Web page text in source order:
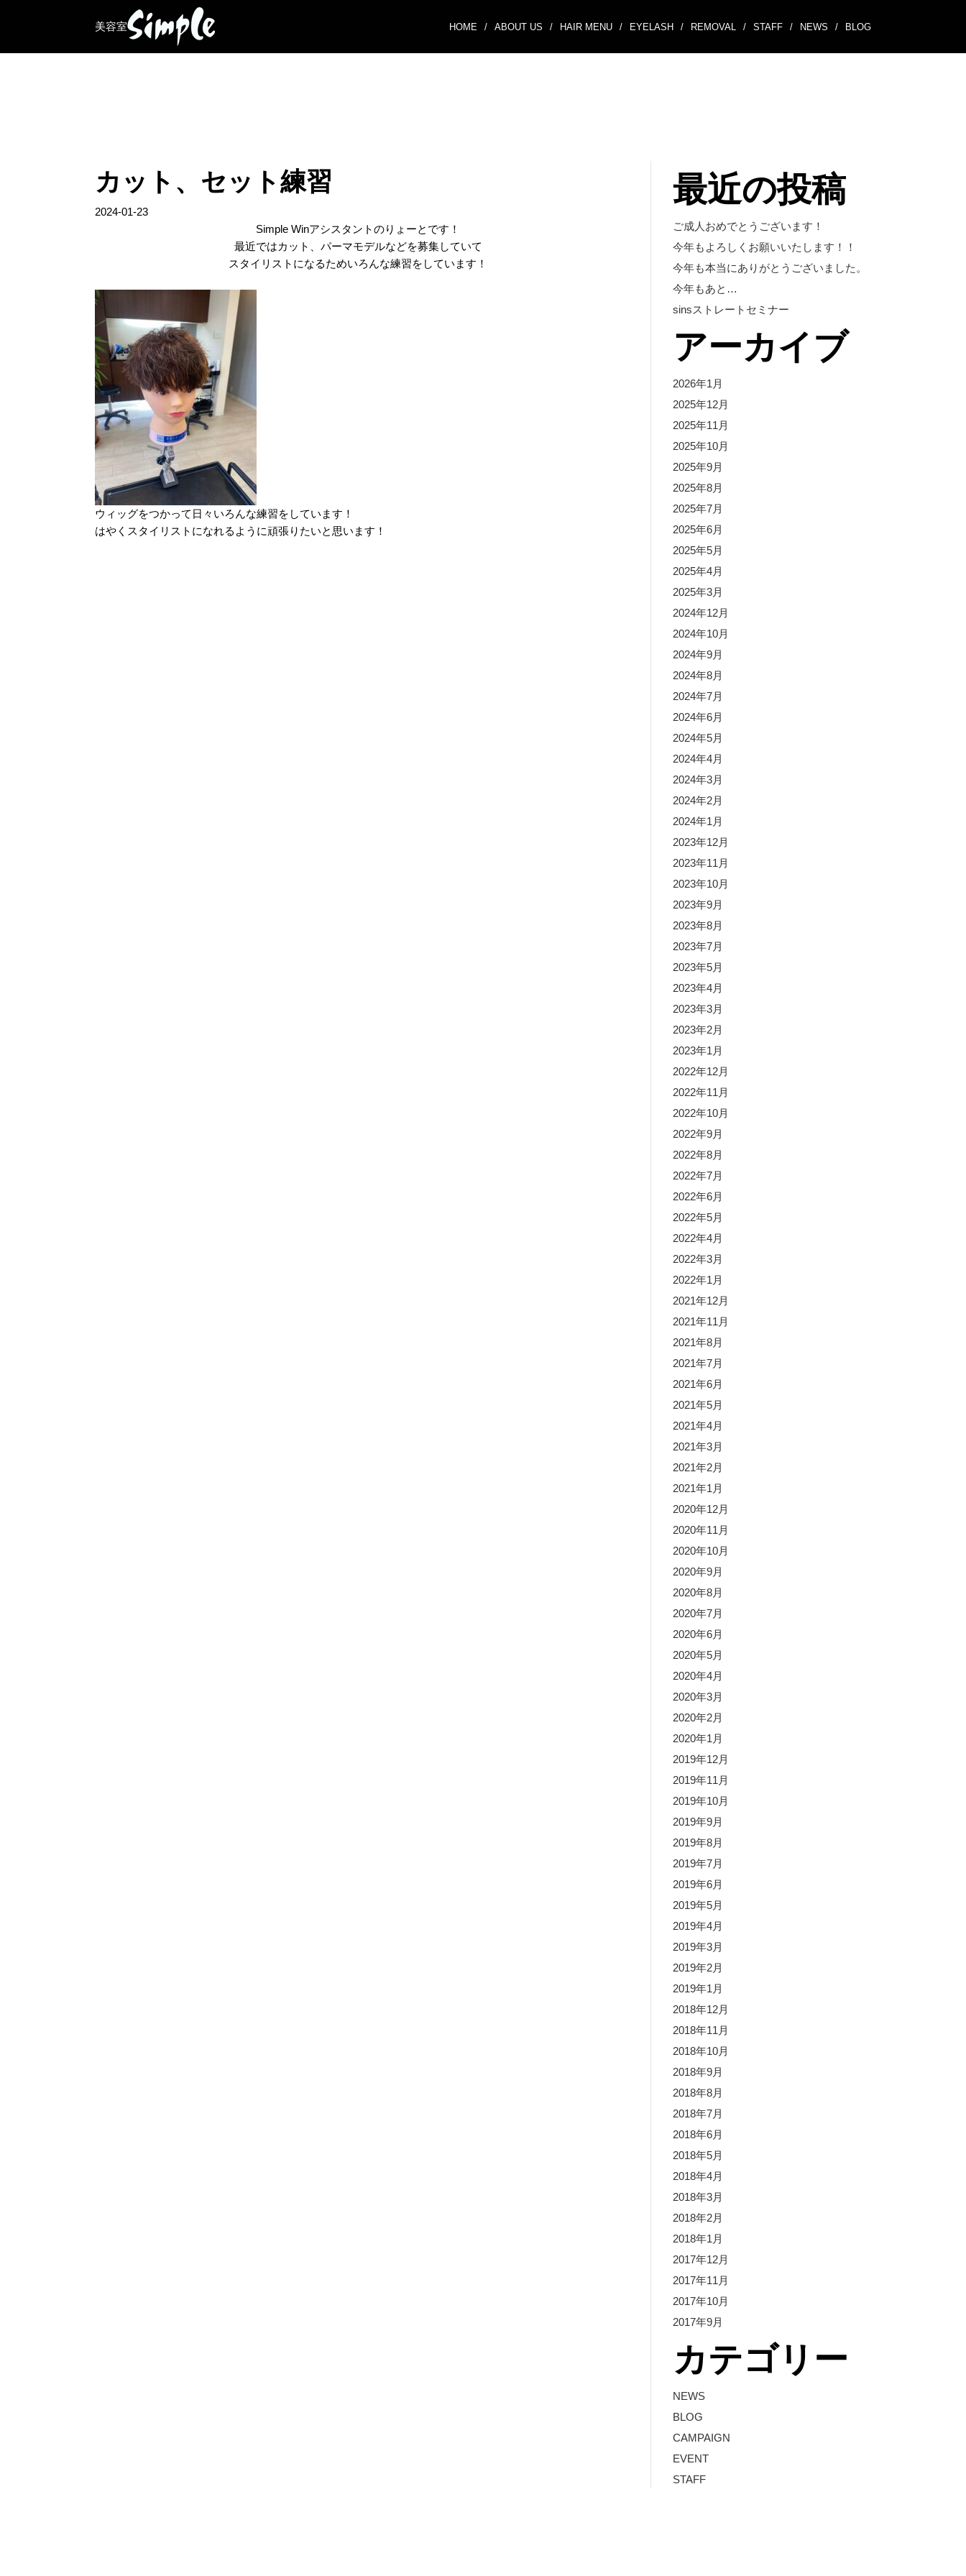
美容室 HOME / ABOUT US / HAIR MENU / EYELASH / REMOVAL / STAFF / NEWS / BLOG
カット、セット練習
2024-01-23
Simple Winアシスタントのりょーとです！
最近ではカット、パーマモデルなどを募集していて
スタイリストになるためいろんな練習をしています！
ウィッグをつかって日々いろんな練習をしています！
はやくスタイリストになれるように頑張りたいと思います！
最近の投稿
ご成人おめでとうございます！
今年もよろしくお願いいたします！！
今年も本当にありがとうございました。
今年もあと…
sinsストレートセミナー
アーカイブ
2026年1月
2025年12月
2025年11月
2025年10月
2025年9月
2025年8月
2025年7月
2025年6月
2025年5月
2025年4月
2025年3月
2024年12月
2024年10月
2024年9月
2024年8月
2024年7月
2024年6月
2024年5月
2024年4月
2024年3月
2024年2月
2024年1月
2023年12月
2023年11月
2023年10月
2023年9月
2023年8月
2023年7月
2023年5月
2023年4月
2023年3月
2023年2月
2023年1月
2022年12月
2022年11月
2022年10月
2022年9月
2022年8月
2022年7月
2022年6月
2022年5月
2022年4月
2022年3月
2022年1月
2021年12月
2021年11月
2021年8月
2021年7月
2021年6月
2021年5月
2021年4月
2021年3月
2021年2月
2021年1月
2020年12月
2020年11月
2020年10月
2020年9月
2020年8月
2020年7月
2020年6月
2020年5月
2020年4月
2020年3月
2020年2月
2020年1月
2019年12月
2019年11月
2019年10月
2019年9月
2019年8月
2019年7月
2019年6月
2019年5月
2019年4月
2019年3月
2019年2月
2019年1月
2018年12月
2018年11月
2018年10月
2018年9月
2018年8月
2018年7月
2018年6月
2018年5月
2018年4月
2018年3月
2018年2月
2018年1月
2017年12月
2017年11月
2017年10月
2017年9月
カテゴリー
NEWS
BLOG
CAMPAIGN
EVENT
STAFF